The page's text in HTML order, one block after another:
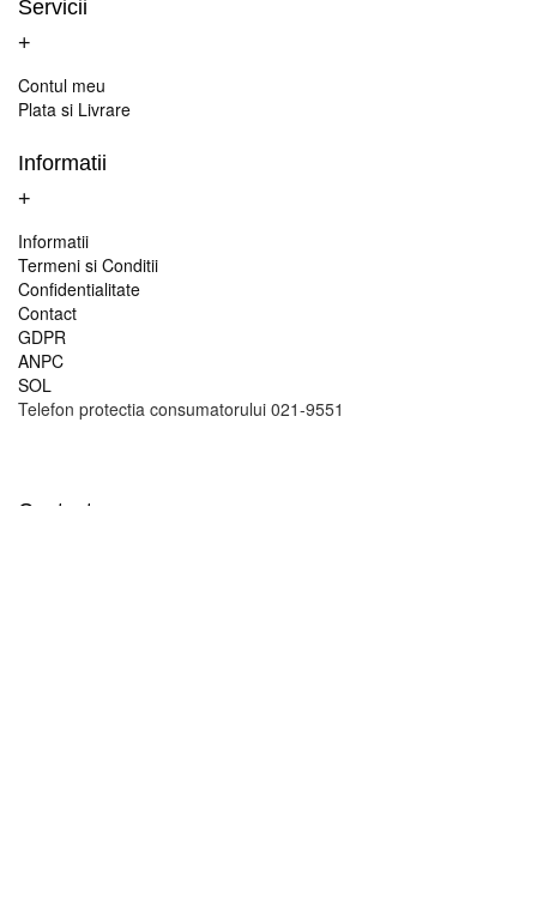
Servicii
+
Plata si Livrare
Informatii
+
Informatii
Termeni si Conditii
Confidentialitate
Contact
GDPR
ANPC